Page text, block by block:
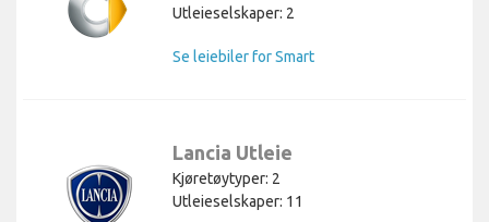
Utleieselskaper: 2
Se leiebiler for Smart
Lancia Utleie
Kjøretøytyper: 2
Utleieselskaper: 11